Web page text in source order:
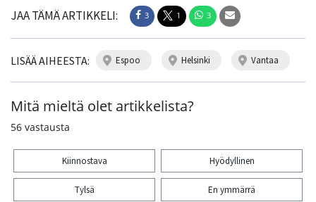
JAA TÄMÄ ARTIKKELI: 3 1 3
LISÄÄ AIHEESTA: espoo helsinki vantaa
Mitä mieltä olet artikkelista?
56 vastausta
Kiinnostava Hyödyllinen
Tylsä En ymmärrä